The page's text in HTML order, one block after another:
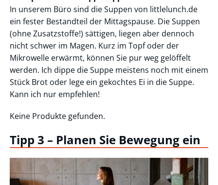
In unserem Büro sind die Suppen von littlelunch.de
ein fester Bestandteil der Mittagspause. Die Suppen
(ohne Zusatzstoffe!) sättigen, liegen aber dennoch
nicht schwer im Magen. Kurz im Topf oder der
Mikrowelle erwärmt, können Sie pur weg gelöffelt
werden. Ich dippe die Suppe meistens noch mit einem
Stück Brot oder lege ein gekochtes Ei in die Suppe.
Kann ich nur empfehlen!
Keine Produkte gefunden.
Tipp 3 – Planen Sie Bewegung ein